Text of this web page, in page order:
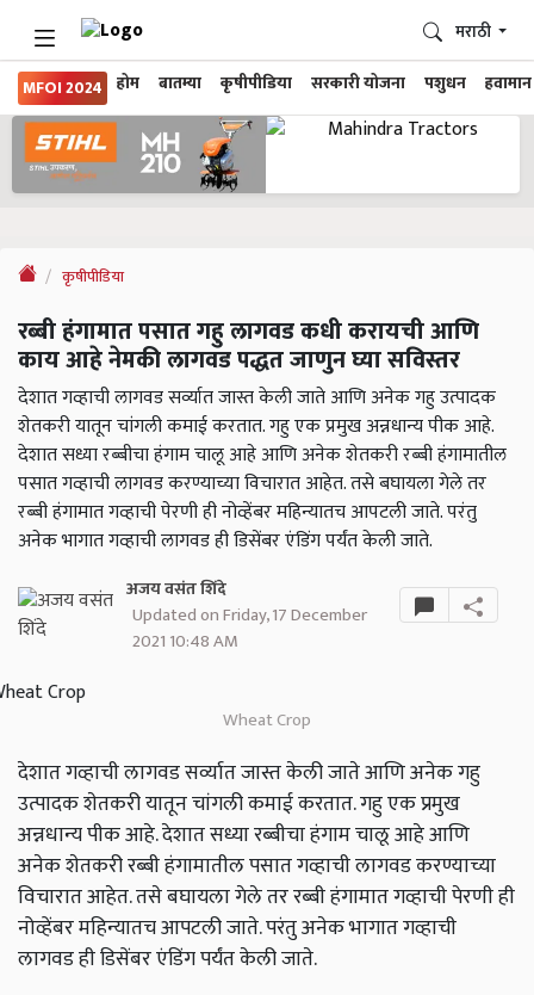
MFOI 2024 होम बातम्या कृषीपीडिया सरकारी योजना पशुधन हवामान
मराठी
कृषीपीडिया
रब्बी हंगामात पसात गहु लागवड कधी करायची आणि
काय आहे नेमकी लागवड पद्धत जाणुन घ्या सविस्तर
देशात गव्हाची लागवड सर्व्यात जास्त केली जाते आणि अनेक गहु उत्पादक
शेतकरी यातून चांगली कमाई करतात. गहु एक प्रमुख अन्नधान्य पीक आहे.
देशात सध्या रब्बीचा हंगाम चालू आहे आणि अनेक शेतकरी रब्बी हंगामातील
पसात गव्हाची लागवड करण्याच्या विचारात आहेत. तसे बघायला गेले तर
रब्बी हंगामात गव्हाची पेरणी ही नोव्हेंबर महिन्यातच आपटली जाते. परंतु
अनेक भागात गव्हाची लागवड ही डिसेंबर एंडिंग पर्यंत केली जाते.
अजय वसंत शिंदे
Updated on Friday, 17 December
2021 10:48 AM
Wheat Crop
देशात गव्हाची लागवड सर्व्यात जास्त केली जाते आणि अनेक गहु
उत्पादक शेतकरी यातून चांगली कमाई करतात. गहु एक प्रमुख
अन्नधान्य पीक आहे. देशात सध्या रब्बीचा हंगाम चालू आहे आणि
अनेक शेतकरी रब्बी हंगामातील पसात गव्हाची लागवड करण्याच्या
विचारात आहेत. तसे बघायला गेले तर रब्बी हंगामात गव्हाची पेरणी ही
नोव्हेंबर महिन्यातच आपटली जाते. परंतु अनेक भागात गव्हाची
लागवड ही डिसेंबर एंडिंग पर्यंत केली जाते.